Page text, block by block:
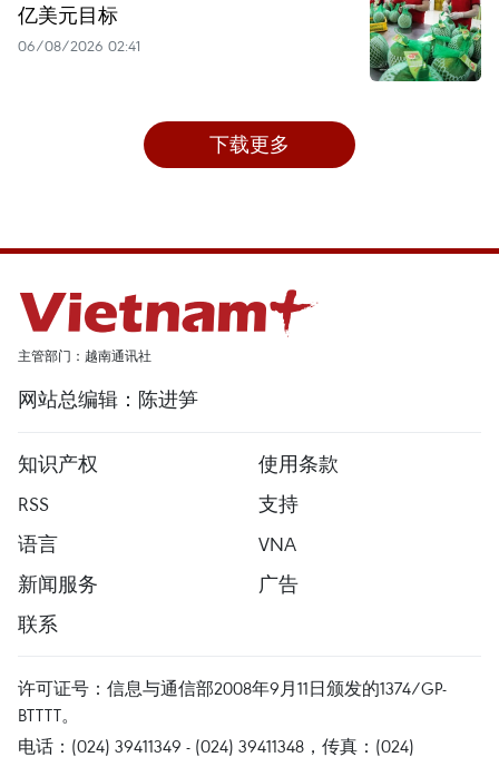
亿美元目标
06/08/2026 02:41
下载更多
主管部门：越南通讯社
网站总编辑：陈进笋
知识产权
使用条款
RSS
支持
语言
VNA
新闻服务
广告
联系
许可证号：信息与通信部2008年9月11日颁发的1374/GP-
BTTTT。
电话：(024) 39411349 - (024) 39411348，传真：(024)